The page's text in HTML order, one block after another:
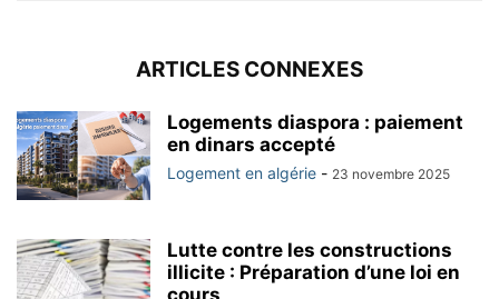
ARTICLES CONNEXES
Logements diaspora : paiement
en dinars accepté
Logement en algérie - 23 novembre 2025
Lutte contre les constructions
illicite : Préparation d’une loi en